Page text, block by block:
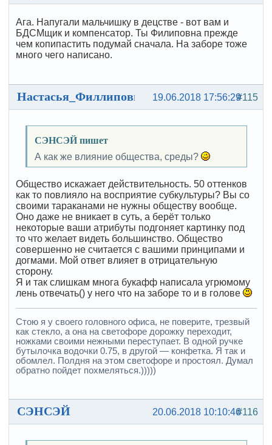
Ага. Напугали мальчишку в децстве - вот вам и
БДСМщик и компенсатор. Ты Филиповна прежде
чем копипастить подумай сначала. На заборе тоже
много чего написано.
#115
19.06.2018 17:56:29
Настасья_Филлиповна
СЭНСЭЙ пишет
А как же влияние общества, среды?
Общество искажает действительность. 50 оттенков
как то повлияло на восприятие субкультуры? Вы со
своими тараканами не нужны обществу вообще.
Оно даже не вникает в суть, а берёт только
некоторые ваши атрибуты подгоняет картинку под
то что желает видеть большинство. Общество
совершенно не считается с вашими принципами и
догмами. Мой ответ влияет в отрицательную
сторону.
Я и так слишкам многа букафф написала угрюмому
лень отвечать() у него что на заборе то и в голове
Стою я у своего головного офиса, не поверите, трезвый
как стекло, а она на светофоре дорожку переходит,
ножками своими нежными переступает. В одной ручке
бутылочка водочки 0.75, в другой — конфетка. Я так и
обомлел. Полдня на этом светофоре и простоял. Думал
обратно пойдет похмеляться.)))))
#116
20.06.2018 10:10:46
СЭНСЭЙ